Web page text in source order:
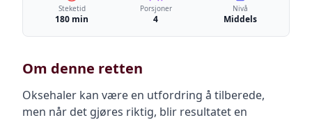
Steketid
180 min
Porsjoner
4
Nivå
Middels
Om denne retten
Oksehaler kan være en utfordring å tilberede,
men når det gjøres riktig, blir resultatet en